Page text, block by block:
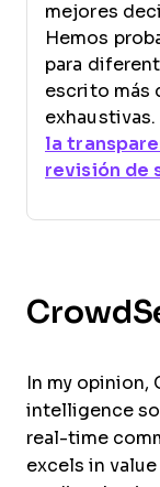
mejores
Hemos
para
escrito más
la
revisión de
In my
intelligence
real-time
excels in